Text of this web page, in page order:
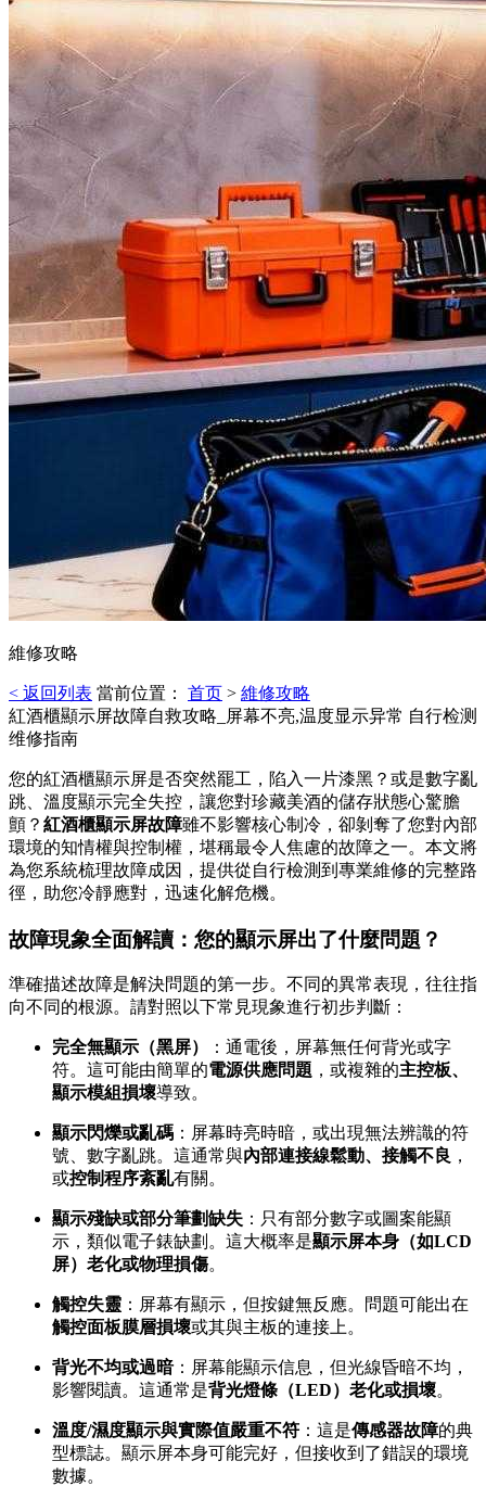
維修攻略
< 返回列表 當前位置： 首页 > 維修攻略
紅酒櫃顯示屏故障自救攻略_屏幕不亮,温度显示异常 自行检测
维修指南
您的紅酒櫃顯示屏是否突然罷工，陷入一片漆黑？或是數字亂
跳、溫度顯示完全失控，讓您對珍藏美酒的儲存狀態心驚膽
顫？ 紅酒櫃顯示屏故障雖不影響核心制冷，卻剝奪了您對內部
環境的知情權與控制權，堪稱最令人焦慮的故障之一。本文將
為您系統梳理故障成因，提供從自行檢測到專業維修的完整路
徑，助您冷靜應對，迅速化解危機。
故障現象全面解讀：您的顯示屏出了什麼問題？
準確描述故障是解決問題的第一步。不同的異常表現，往往指
向不同的根源。請對照以下常見現象進行初步判斷：
完全無顯示（黑屏）
：通電後，屏幕無任何背光或字
符。這可能由簡單的電源供應問題 ，或複雜的主控板、
顯示模組損壞導致。
顯示閃爍或亂碼 ：屏幕時亮時暗，或出現無法辨識的符
號、數字亂跳。這通常與內部連接線鬆動、接觸不良 ，
或控制程序紊亂有關。
顯示殘缺或部分筆劃缺失 ：只有部分數字或圖案能顯
示，類似電子錶缺劃。這大概率是顯示屏本身（如LCD
屏）老化或物理損傷。
觸控失靈 ：屏幕有顯示，但按鍵無反應。問題可能出在
觸控面板膜層損壞或其與主板的連接上。
背光不均或過暗：屏幕能顯示信息，但光線昏暗不均，
影響閱讀。這通常是背光燈條（LED）老化或損壞。
溫度/濕度顯示與實際值嚴重不符 ：這是傳感器故障的典
型標誌。顯示屏本身可能完好，但接收到了錯誤的環境
數據。